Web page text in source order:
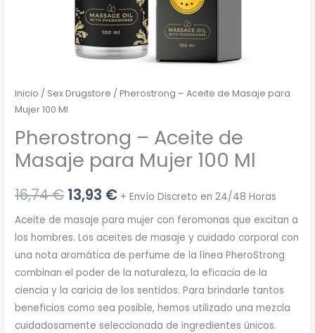
Inicio / Sex Drugstore / Pherostrong – Aceite de Masaje para
Mujer 100 Ml
Pherostrong – Aceite de
Masaje para Mujer 100 Ml
16,74€ El
precio
original
era:
16,74 €.
13,93 €El
precio
actual
es:
13,93 €.
+ Envío Discreto en 24/48 Horas
Aceite de masaje para mujer con feromonas que excitan a
los hombres. Los aceites de masaje y cuidado corporal con
una nota aromática de perfume de la línea PheroStrong
combinan el poder de la naturaleza, la eficacia de la
ciencia y la caricia de los sentidos. Para brindarle tantos
beneficios como sea posible, hemos utilizado una mezcla
cuidadosamente seleccionada de ingredientes únicos.